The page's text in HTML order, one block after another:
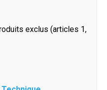
exclus (articles 1,